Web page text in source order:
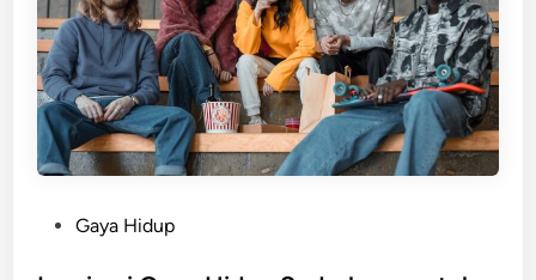
Gaya Hidup